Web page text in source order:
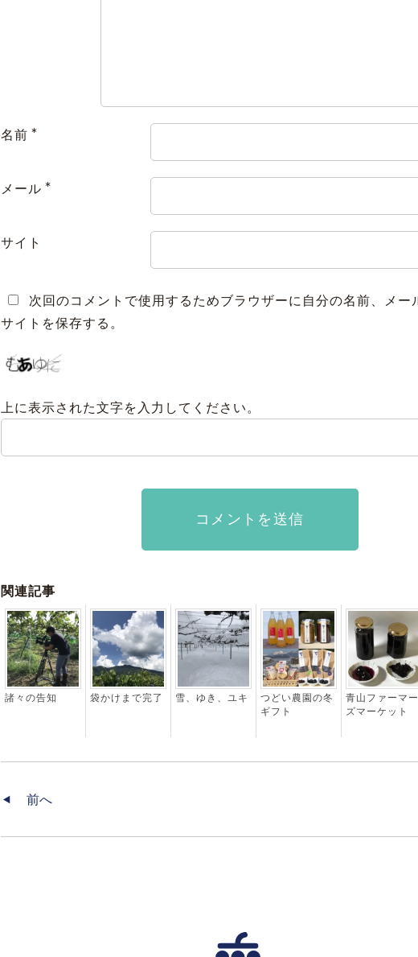
名前 *
メール *
サイト
次回のコメントで使用するためブラウザーに自分の名前、メー
サイトを保存する。
上に表示された文字を入力してください。
関連記事
諸々の告知 袋かけまで完了 雪、ゆき、ユキ
つどい農園の冬
ギフト
青山ファーマー
ズマーケット
前へ